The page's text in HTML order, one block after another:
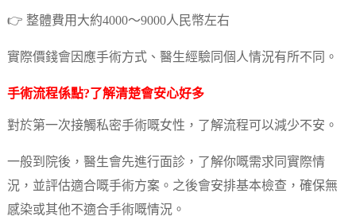
👉 整體費用大約4000～9000人民幣左右
實際價錢會因應手術方式、醫生經驗同個人情況有所不同。
手術流程係點?了解清楚會安心好多
對於第一次接觸私密手術嘅女性，了解流程可以減少不安。
一般到院後，醫生會先進行面診，了解你嘅需求同實際情
況，並評估適合嘅手術方案。之後會安排基本檢查，確保無
感染或其他不適合手術嘅情況。